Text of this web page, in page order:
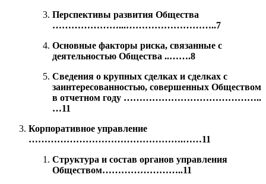
Перспективы развития Общества
…………………...………………………..7
Основные факторы риска, связанные с
деятельностью Общества ..…….8
Сведения о крупных сделках и сделках с
заинтересованностью, совершенных Обществом
в отчетном году ……………………………………..
…11
Корпоративное управление
………………………………………….……11
Структура и состав органов управления
Обществом……………………..11